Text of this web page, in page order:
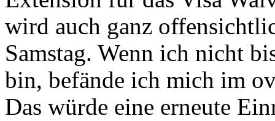
wird auch ganz
Samstag. Wenn ich nicht
bin, befände ich mich im
Das würde eine erneute